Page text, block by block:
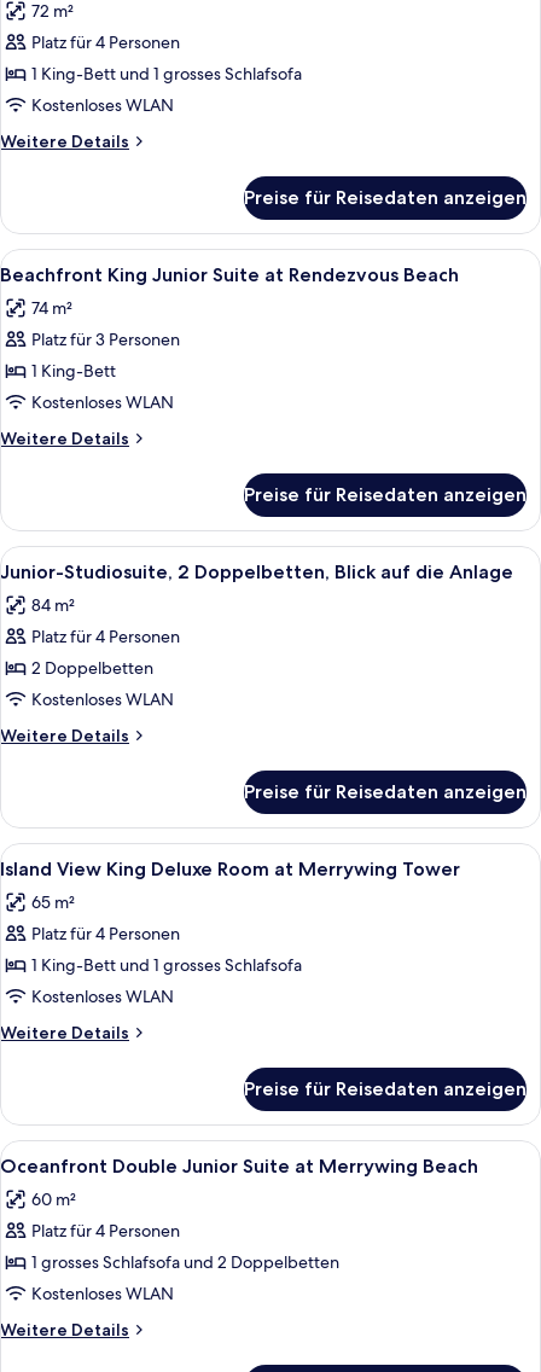
Hot
Tub
Merrywing
Beach
für
Oceanfront
King
Deluxe
Suite
at
Beach
anzeigen
72 m²
Platz für 4 Personen
1 King-Bett und 1 grosses Schlafsofa
Kostenloses WLAN
Weitere Details
Weitere
King
Deluxe
Suite
Merrywing
Beach
Preise für Reisedaten anzeigen
Alle
Fotos
für
Beachfront
King
Junior
Suite
at
Beach
anzeigen
Ein Balkon mit weißen Korbmöbeln,
5
Beachfront King Junior Suite at Rendezvous Beach
74 m²
Platz für 3 Personen
1 King-Bett
Kostenloses WLAN
Weitere Details
Weitere
King
Junior
Suite
Rendezvous
Beach
Preise für Reisedaten anzeigen
Alle
Fotos
für
Junior-
Studiosuite,
2 Doppelbetten,
Blick
auf
Anlage
anzeigen
Ein Balkon mit zwei weißen
4
Junior-Studiosuite, 2 Doppelbetten, Blick auf die Anlage
84 m²
Platz für 4 Personen
2 Doppelbetten
Kostenloses WLAN
Weitere Details
Weitere
Studiosuite,
2 Doppelbetten,
Blick
die
Anlage
Preise für Reisedaten anzeigen
Alle
Fotos
für
Island
View
King
Deluxe
Room
Merrywing
Tower
anzeigen
Ein modernes Hotelzimmer mit
6
Island View King Deluxe Room at Merrywing Tower
65 m²
Platz für 4 Personen
1 King-Bett und 1 grosses Schlafsofa
Kostenloses WLAN
Weitere Details
Weitere
View
King
Deluxe
at
Merrywing
Preise für Reisedaten anzeigen
Alle
Fotos
für
Oceanfront
Double
Junior
Suite
at
Ein geräumiges Hotelzimmer mit
7
Oceanfront Double Junior Suite at Merrywing Beach
60 m²
Platz für 4 Personen
1 grosses Schlafsofa und 2 Doppelbetten
Kostenloses WLAN
Weitere Details
Weitere